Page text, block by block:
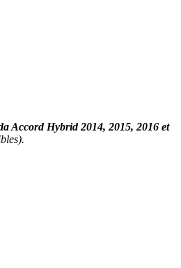
Accord Hybrid 2014, 2015, 2016 et